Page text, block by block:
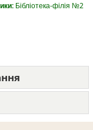
Бібліотека-філія №2